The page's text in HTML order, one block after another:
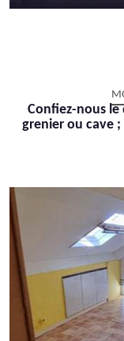
Confiez-nous
grenier ou cave